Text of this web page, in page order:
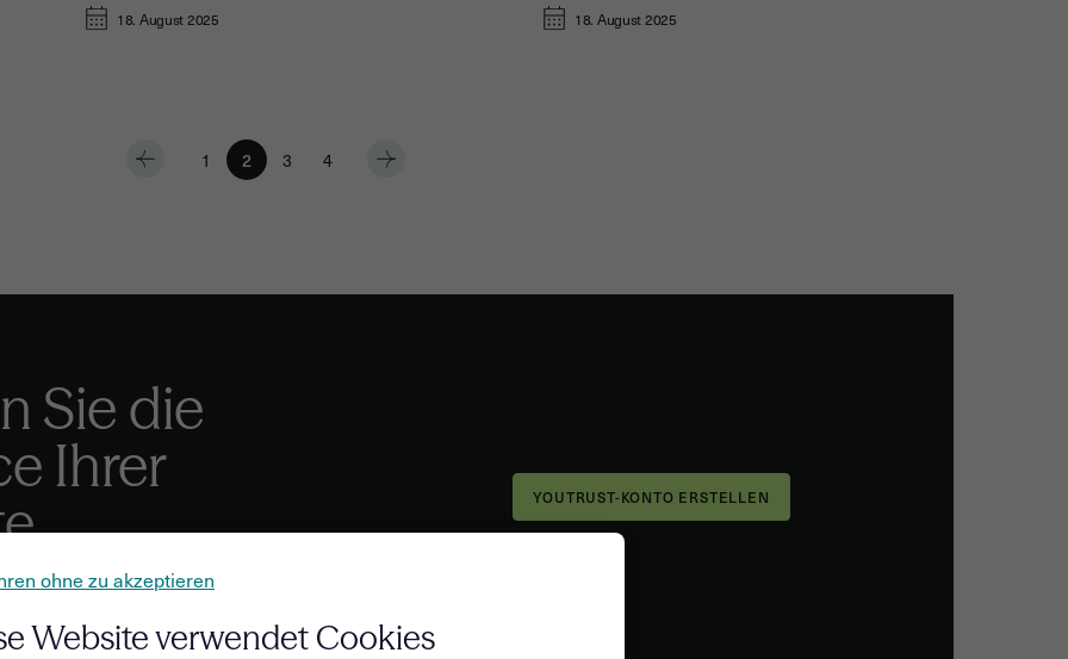
18. August 2025 18. August 2025
1 2 3 4
Sie die
Ihrer
Signaturlösung, um rechtliche Risiken zu
ohne zu akzeptieren
Website verwendet Cookies